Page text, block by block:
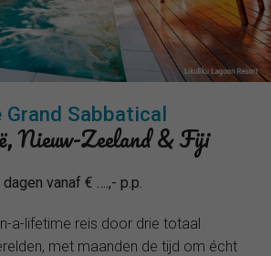
Grand Sabbatical
Nieuw-Zeeland & Fiji
… dagen vanaf € ….,- p.p.
a-lifetime reis door drie totaal
met maanden de tijd om écht